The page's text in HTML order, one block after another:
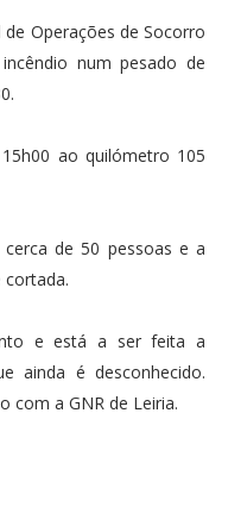
Operações de Socorro
num pesado de
ao quilómetro 105
de 50 pessoas e a
e está a ser feita a
ainda é desconhecido.
com a GNR de Leiria.